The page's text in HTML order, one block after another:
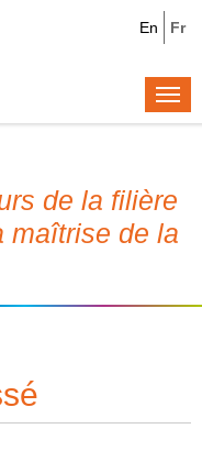
Fr
En
de la filière
maîtrise de la